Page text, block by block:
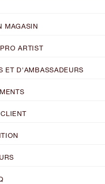
MAGASIN
ARTIST
ET D'AMBASSADEURS